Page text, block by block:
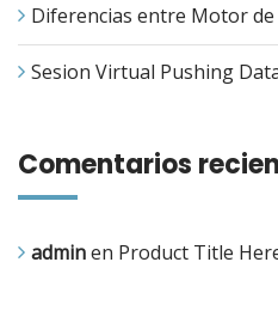
Diferencias entre Motor
Sesion Virtual Pushing
Comentarios
adminen Product Title